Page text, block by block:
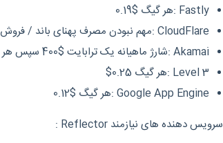
Fastly :هر گیگ $0.19
CloudFlare :مهم نبودن مصرف پهنای باند / فروش پلن ماهیانه
Akamai :شارژ ماهیانه یک ترابایت $400 سپس هر گیگ $0.50
Level 3 :هر گیگ 0.25$
Google App Engine :هر گیگ $0.12
سرویس دهنده های نیازمند Reflector :